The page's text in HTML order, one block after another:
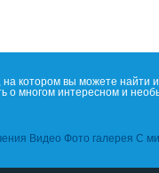
котором вы можете
о многом интересном и
Видео Фото галерея С